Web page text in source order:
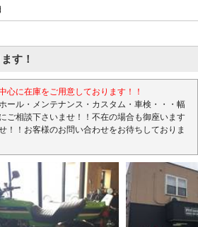
す！
心に在庫をご用意しております！！
ール・メンテナンス・カスタム・車検・・・幅
ご相談下さいませ！！不在の場合も御座います
！！お客様のお問い合わせをお待ちしておりま